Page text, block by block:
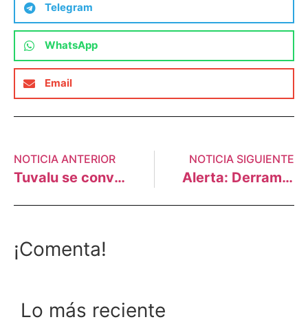
Telegram
WhatsApp
Email
NOTICIA ANTERIOR
Tuvalu se convierte en el segundo Estado en pedir un Tratado de No Proliferación de Combustibles Fósiles
NOTICIA SIGUIENTE
Alerta: Derrame de petróleo llegó al río Nieva en Amazonas
¡Comenta!
Lo más reciente